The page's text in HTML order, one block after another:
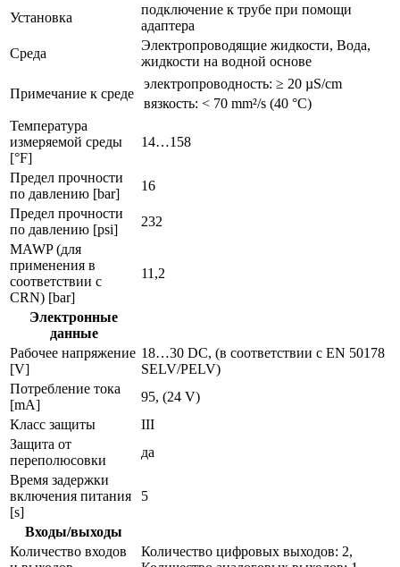
Установка
подключение к трубе при помощи
адаптера
Среда
Электропроводящие жидкости, Вода,
жидкости на водной основе
Примечание к среде
электропроводность: ≥ 20 µS/cm
вязкость: < 70 mm²/s (40 °C)
Температура
измеряемой среды
[°F]
14…158
Предел прочности
по давлению [bar]
16
Предел прочности
по давлению [psi]
232
MAWP (для
применения в
соответствии с
CRN) [bar]
11,2
Электронные
данные
Рабочее напряжение
[V]
18…30 DC, (в соответствии с EN 50178
SELV/PELV)
Потребление тока
[mA]
95, (24 V)
Класс защиты
III
Защита от
переполюсовки
да
Время задержки
включения питания
[s]
5
Входы/выходы
Количество входов
Количество цифровых выходов: 2,